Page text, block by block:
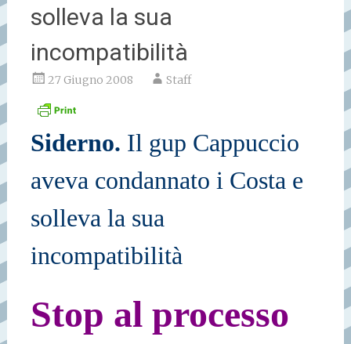
solleva la sua
incompatibilità
27 Giugno 2008 Staff
Siderno. Il gup Cappuccio
aveva condannato i Costa e
solleva la sua
incompatibilità
Stop al processo